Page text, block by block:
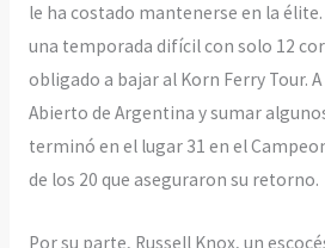
le ha costado mantenerse en la élite.
una temporada difícil con solo 12
obligado a bajar al Korn Ferry Tour.
Abierto de Argentina y sumar
terminó en el lugar 31 en el
de los 20 que aseguraron su retorno.
Por su parte, Russell Knox, un